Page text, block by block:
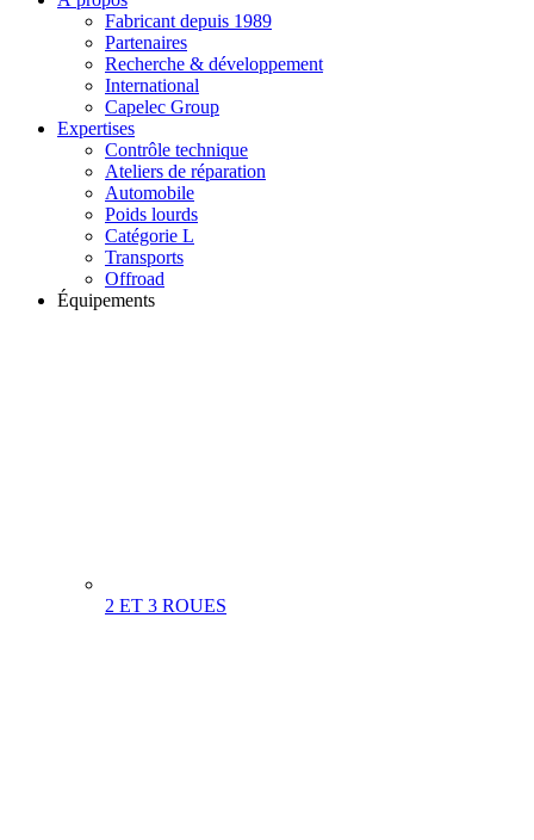
Fabricant depuis 1989
Partenaires
Recherche & développement
International
Capelec Group
Expertises
Contrôle technique
Ateliers de réparation
Automobile
Poids lourds
Catégorie L
Transports
Offroad
Équipements
2 ET 3 ROUES